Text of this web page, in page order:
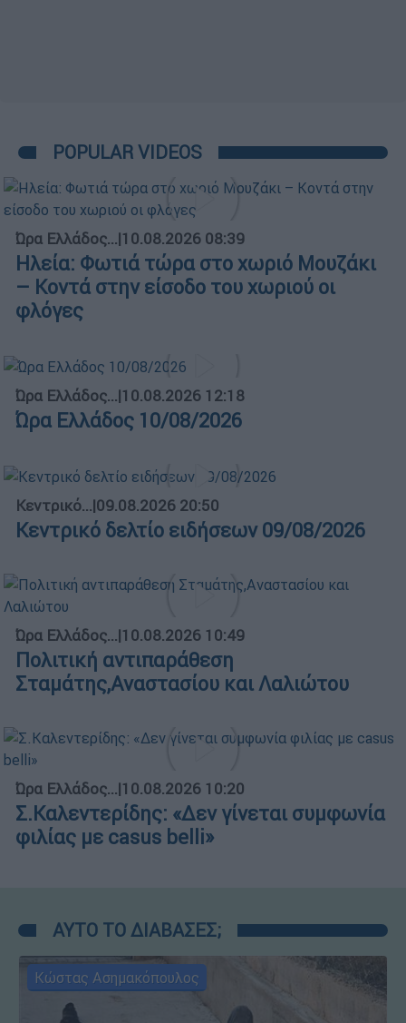
POPULAR VIDEOS
Ώρα Ελλάδος...|10.08.2026 08:39
Ηλεία: Φωτιά τώρα στο χωριό Μουζάκι
– Κοντά στην είσοδο του χωριού οι
φλόγες
Ώρα Ελλάδος...|10.08.2026 12:18
Ώρα Ελλάδος 10/08/2026
Κεντρικό...|09.08.2026 20:50
Κεντρικό δελτίο ειδήσεων 09/08/2026
Ώρα Ελλάδος...|10.08.2026 10:49
Πολιτική αντιπαράθεση
Σταμάτης,Αναστασίου και Λαλιώτου
Ώρα Ελλάδος...|10.08.2026 10:20
Σ.Καλεντερίδης: «Δεν γίνεται συμφωνία
φιλίας με casus belli»
ΑΥΤΟ ΤΟ ΔΙΑΒΑΣΕΣ;
Κώστας Ασημακόπουλος